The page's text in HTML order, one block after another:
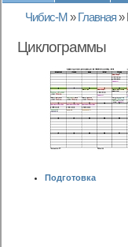
Чибис-М » Главная»
Циклограммы
Подготовка